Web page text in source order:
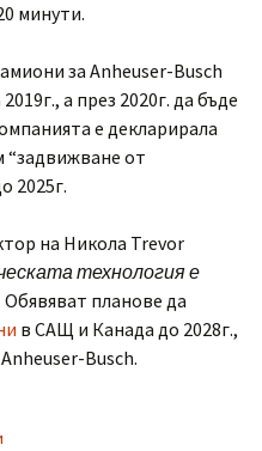
минути.
за Anheuser-Busch
а през 2020г. да бъде
е декларирала
“задвижване от
2025г.
на Никола Trevor
технология е
Обявяват планове да
в САЩ и Канада до 2028г.,
Busch.